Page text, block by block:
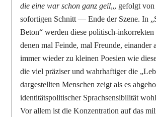
die eine war schon ganz geil„, gefolgt von
sofortigen Schnitt — Ende der Szene. In
Beton“ werden diese politisch-inkorrekten
denen mal Feinde, mal Freunde, einander
immer wieder zu kleinen Poesien wie
die viel präziser und wahrhaftiger die
dargestellten Menschen zeigt als es
identitätspolitischer Sprachsensibilität
Vor allem ist die Konzentration auf das